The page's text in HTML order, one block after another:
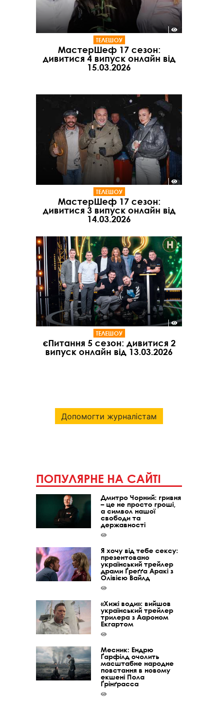
ТЕЛЕШОУ
МастерШеф 17 сезон:
дивитися 4 випуск онлайн від
15.03.2026
ТЕЛЕШОУ
МастерШеф 17 сезон:
дивитися 3 випуск онлайн від
14.03.2026
ТЕЛЕШОУ
єПитання 5 сезон: дивитися 2
випуск онлайн від 13.03.2026
Допомогти журналістам
ПОПУЛЯРНЕ НА САЙТІ
Дмитро Чорний: гривня
– це не просто гроші,
а символ нашої
свободи та
державності
Я хочу від тебе сексу:
презентовано
український трейлер
драми Ґреґґа Аракі з
Олівією Вайлд
«Хижі води»: вийшов
український трейлер
трилера з Аароном
Екгартом
Месник: Ендрю
Ґарфілд очолить
масштабне народне
повстання в новому
екшені Пола
Ґрінґрасса